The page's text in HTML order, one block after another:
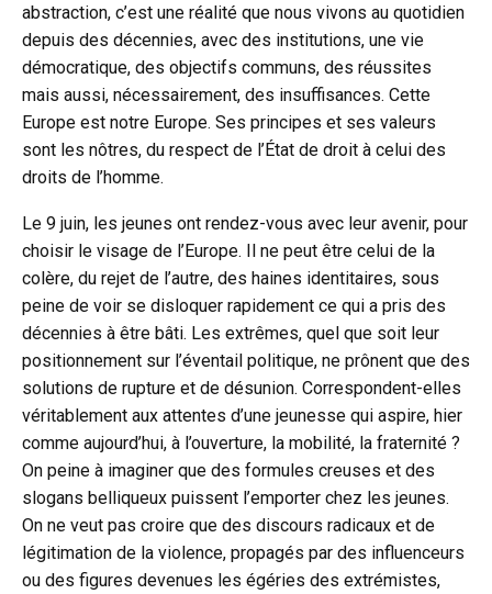
abstraction, c’est une réalité que nous vivons au quotidien
depuis des décennies, avec des institutions, une vie
démocratique, des objectifs communs, des réussites
mais aussi, nécessairement, des insuffisances. Cette
Europe est notre Europe. Ses principes et ses valeurs
sont les nôtres, du respect de l’État de droit à celui des
droits de l’homme.
Le 9 juin, les jeunes ont rendez-vous avec leur avenir, pour
choisir le visage de l’Europe. Il ne peut être celui de la
colère, du rejet de l’autre, des haines identitaires, sous
peine de voir se disloquer rapidement ce qui a pris des
décennies à être bâti. Les extrêmes, quel que soit leur
positionnement sur l’éventail politique, ne prônent que des
solutions de rupture et de désunion. Correspondent-elles
véritablement aux attentes d’une jeunesse qui aspire, hier
comme aujourd’hui, à l’ouverture, la mobilité, la fraternité ?
On peine à imaginer que des formules creuses et des
slogans belliqueux puissent l’emporter chez les jeunes.
On ne veut pas croire que des discours radicaux et de
légitimation de la violence, propagés par des influenceurs
ou des figures devenues les égéries des extrémistes,